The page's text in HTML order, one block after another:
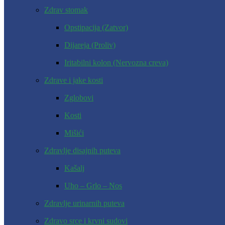
Zdrav stomak
Opstipacija (Zatvor)
Dijareja (Proliv)
Iritabilni kolon (Nervozna creva)
Zdrave i jake kosti
Zglobovi
Kosti
Mišići
Zdravlje disajnih puteva
Kašalj
Uho – Grlo – Nos
Zdravlje urinarnih puteva
Zdravo srce i krvni sudovi